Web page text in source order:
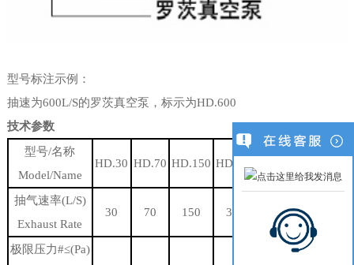
型号标注示例：
抽速为600L/S的罗茨真空泵，标示为HD.600
技术参数
型号/名称
Model/Name
HD.30 HD.70 HD.150 HD.300
抽气速率(L/S)
Exhaust Rate
30 70 150 300 600
极限压力#≤(Pa)